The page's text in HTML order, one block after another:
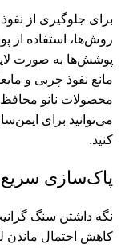
برای جلوگیری از
روش‌ها، استفاده از
پوشش‌ها به صورت
مانع نفوذ چربی و
محصولات نانو
می‌توانید برای
کنید.
پاک‌سازی
نگه داشتن سنگ
کاهش احتمال ماندن